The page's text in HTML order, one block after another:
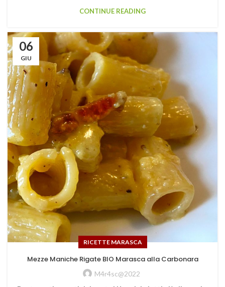
CONTINUE READING
06
GIU
RICETTE MARASCA
Mezze Maniche Rigate BIO Marasca alla Carbonara
M4r4sc@2022